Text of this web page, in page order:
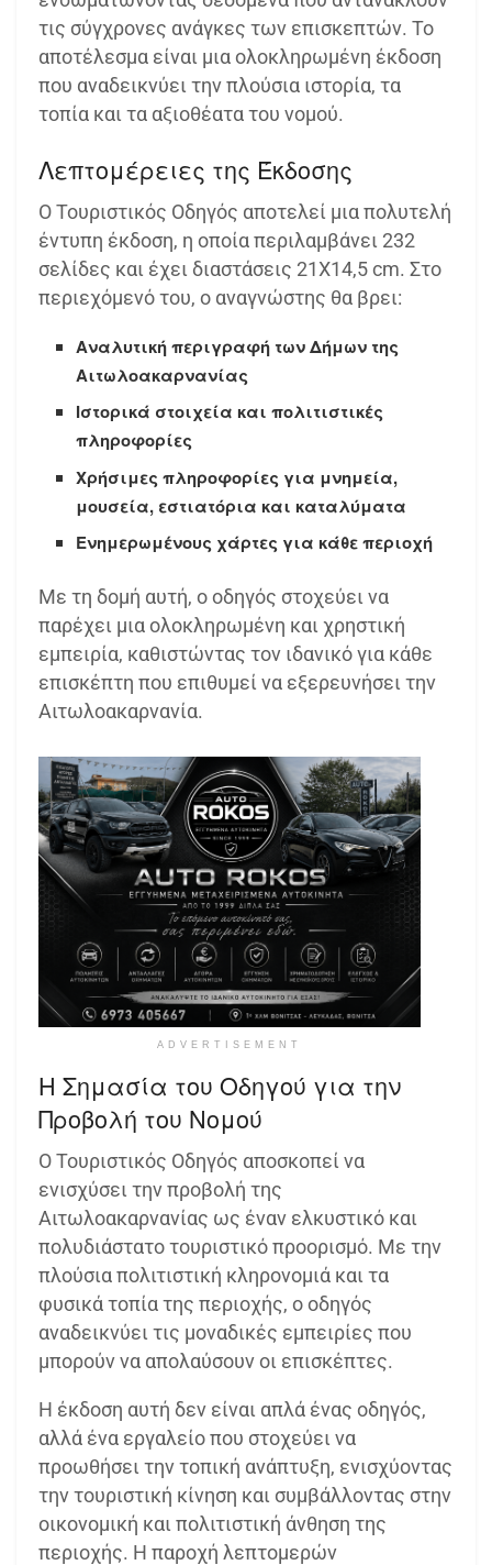
τις σύγχρονες ανάγκες των επισκεπτών. Το
αποτέλεσμα είναι μια ολοκληρωμένη έκδοση
που αναδεικνύει την πλούσια ιστορία, τα
τοπία και τα αξιοθέατα του νομού.
Λεπτομέρειες της Έκδοσης
Ο Τουριστικός Οδηγός αποτελεί μια πολυτελή
έντυπη έκδοση, η οποία περιλαμβάνει 232
σελίδες και έχει διαστάσεις 21Χ14,5 cm. Στο
περιεχόμενό του, ο αναγνώστης θα βρει:
Αναλυτική περιγραφή των Δήμων της
Αιτωλοακαρνανίας
Ιστορικά στοιχεία και πολιτιστικές
πληροφορίες
Χρήσιμες πληροφορίες για μνημεία,
μουσεία, εστιατόρια και καταλύματα
Ενημερωμένους χάρτες για κάθε περιοχή
Με τη δομή αυτή, ο οδηγός στοχεύει να
παρέχει μια ολοκληρωμένη και χρηστική
εμπειρία, καθιστώντας τον ιδανικό για κάθε
επισκέπτη που επιθυμεί να εξερευνήσει την
Αιτωλοακαρνανία.
ADVERTISEMENT
Η Σημασία του Οδηγού για την
Προβολή του Νομού
Ο Τουριστικός Οδηγός αποσκοπεί να
ενισχύσει την προβολή της
Αιτωλοακαρνανίας ως έναν ελκυστικό και
πολυδιάστατο τουριστικό προορισμό. Με την
πλούσια πολιτιστική κληρονομιά και τα
φυσικά τοπία της περιοχής, ο οδηγός
αναδεικνύει τις μοναδικές εμπειρίες που
μπορούν να απολαύσουν οι επισκέπτες.
Η έκδοση αυτή δεν είναι απλά ένας οδηγός,
αλλά ένα εργαλείο που στοχεύει να
προωθήσει την τοπική ανάπτυξη, ενισχύοντας
την τουριστική κίνηση και συμβάλλοντας στην
οικονομική και πολιτιστική άνθηση της
περιοχής. Η παροχή λεπτομερών